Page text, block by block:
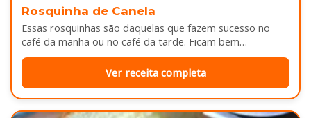
Rosquinha de Canela
Essas rosquinhas são daquelas que fazem sucesso no
café da manhã ou no café da tarde. Ficam bem
douradinhas por…
Ver receita completa